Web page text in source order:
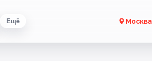
Ещё Москва